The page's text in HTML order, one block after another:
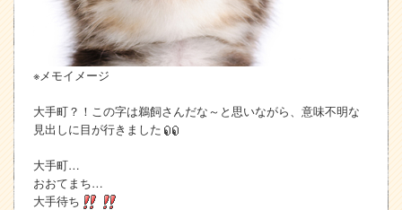
※メモイメージ
大手町？！この字は鵜飼さんだな～と思いながら、意味不明な
見出しに目が行きました
大手町…
おおてまち…
大手待ち